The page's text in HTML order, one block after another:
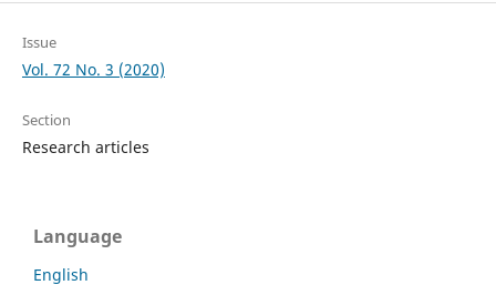
Issue
Vol. 72 No. 3 (2020)
Section
Research articles
Language
English